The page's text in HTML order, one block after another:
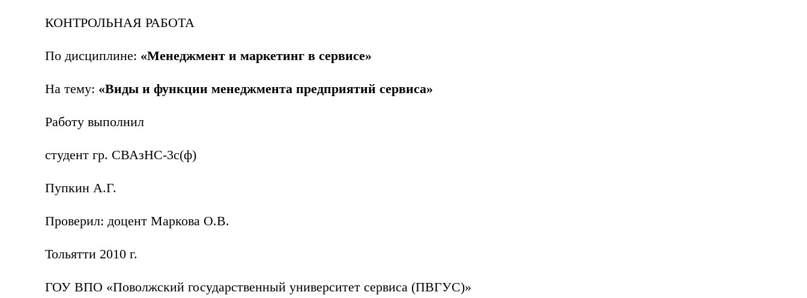
КОНТРОЛЬНАЯ РАБОТА
По дисциплине: «Менеджмент и маркетинг в сервисе»
На тему: «Виды и функции менеджмента предприятий сервиса»
Работу выполнил
студент гр. СВАзНС-3с(ф)
Пупкин А.Г.
Проверил: доцент Маркова О.В.
Тольятти 2010 г.
ГОУ ВПО «Поволжский государственный университет сервиса (ПВГУС)»